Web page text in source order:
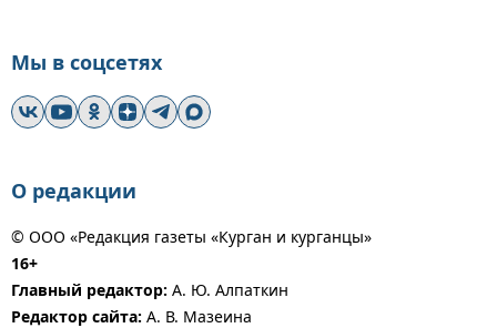
Мы в соцсетях
О редакции
© ООО «Редакция газеты «Курган и курганцы»
16+
Главный редактор: А. Ю. Алпаткин
Редактор сайта: А. В. Мазеина